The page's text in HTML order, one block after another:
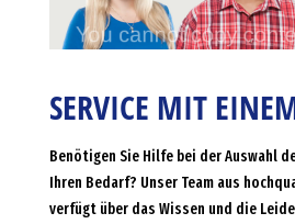
SERVICE MIT
Benötigen Sie Hilfe bei der Auswahl
Ihren Bedarf? Unser Team aus
verfügt über das Wissen und die